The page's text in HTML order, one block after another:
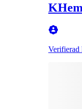
KHem
Verifierad